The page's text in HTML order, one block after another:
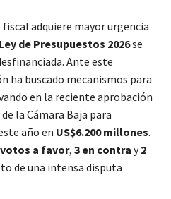
adquiere mayor urgencia
Ley de Presupuestos 2026se
Ante este
ha buscado mecanismos para
en la reciente aprobación
la Cámara Baja para
año en US$6.200 millones.
votos a favor, 3 en contra y2
de una intensa disputa